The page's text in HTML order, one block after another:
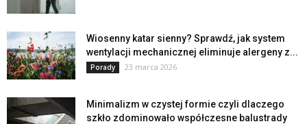
Wiosenny katar sienny? Sprawdź, jak system
wentylacji mechanicznej eliminuje alergeny z...
Porady 23 marca 2026
Minimalizm w czystej formie czyli dlaczego
szkło zdominowało współczesne balustrady